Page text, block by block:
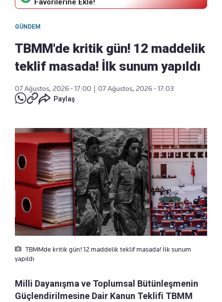
Favorilerine Ekle!
GÜNDEM
TBMM'de kritik gün! 12 maddelik
teklif masada! İlk sunum yapıldı
07 Ağustos, 2026 - 17:00
07 Ağustos, 2026 - 17:03
Paylaş
TBMMde kritik gün! 12 maddelik teklif masada! İlk sunum
yapıldı
Milli Dayanışma ve Toplumsal Bütünleşmenin
Güçlendirilmesine Dair Kanun Teklifi TBMM